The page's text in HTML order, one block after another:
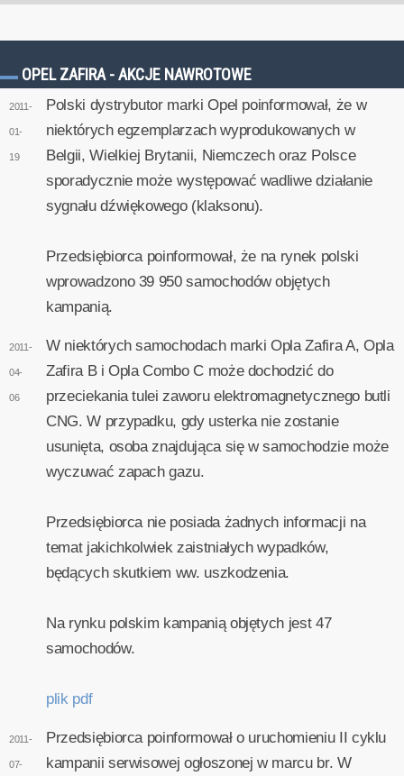
OPEL ZAFIRA - AKCJE NAWROTOWE
2011-
01-
19
Polski dystrybutor marki Opel poinformował, że w
niektórych egzemplarzach wyprodukowanych w
Belgii, Wielkiej Brytanii, Niemczech oraz Polsce
sporadycznie może występować wadliwe działanie
sygnału dźwiękowego (klaksonu).
Przedsiębiorca poinformował, że na rynek polski
wprowadzono 39 950 samochodów objętych
kampanią.
2011-
04-
06
W niektórych samochodach marki Opla Zafira A, Opla
Zafira B i Opla Combo C może dochodzić do
przeciekania tulei zaworu elektromagnetycznego butli
CNG. W przypadku, gdy usterka nie zostanie
usunięta, osoba znajdująca się w samochodzie może
wyczuwać zapach gazu.
Przedsiębiorca nie posiada żadnych informacji na
temat jakichkolwiek zaistniałych wypadków,
będących skutkiem ww. uszkodzenia.
Na rynku polskim kampanią objętych jest 47
samochodów.
plik pdf
2011-
07-
Przedsiębiorca poinformował o uruchomieniu II cyklu
kampanii serwisowej ogłoszonej w marcu br. W